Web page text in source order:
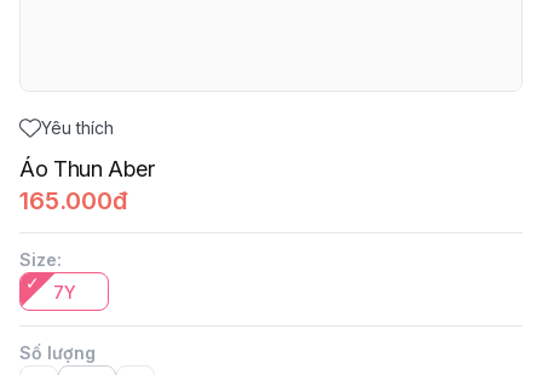
Yêu thích
Áo Thun Aber
165.000đ
Size:
7Y
Số lượng